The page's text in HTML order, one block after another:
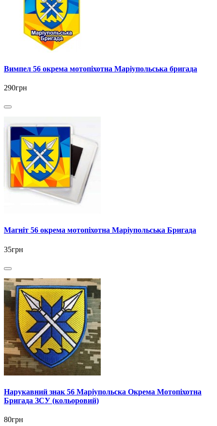
Вимпел 56 окрема мотопіхотна Маріупольська бригада
290грн
Магніт 56 окрема мотопіхотна Маріупольська Бригада
35грн
Нарукавний знак 56 Маріупольска Окрема Мотопіхотна
Бригада ЗСУ (кольоровий)
80грн